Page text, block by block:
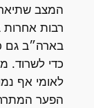
המצב
רבות אחרות
בארה״ב גם
כדי לשרוד.
לאומי אף
הפער המתרחב